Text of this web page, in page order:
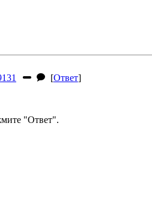
[Ответ]
"Ответ".